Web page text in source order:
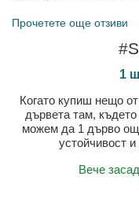
Прочетете още отзиви
1
Когато купиш нещо
дървета там,
можем да 1 дърво
устойчивост
Вече